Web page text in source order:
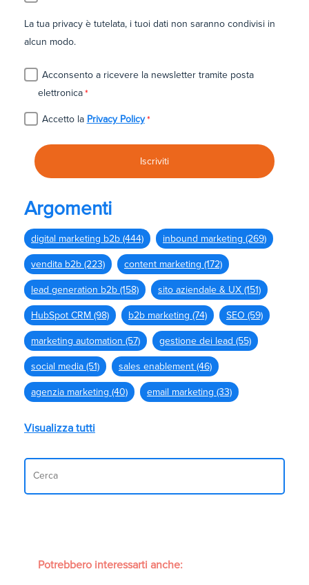
La tua privacy è tutelata, i tuoi dati non saranno condivisi in
alcun modo.
Acconsento a ricevere la newsletter tramite posta
elettronica*
Accetto la Privacy Policy *
Argomenti
digital marketing b2b (444) inbound marketing (269)
vendita b2b (223) content marketing (172)
lead generation b2b (158) sito aziendale & UX (151)
HubSpot CRM (98) b2b marketing (74) SEO (59)
marketing automation (57) gestione dei lead (55)
social media (51) sales enablement (46)
agenzia marketing (40) email marketing (33)
Visualizza tutti
Potrebbero interessarti anche: